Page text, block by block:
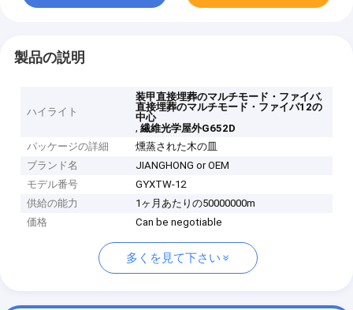
製品の説明
ハイライト
装甲直接埋葬のマルチモード・ファイバ,
直接埋葬のマルチモード・ファイバ12の
中心
,繊維光学屋外G652D
パッケージの詳細
燻蒸された木の皿
ブランド名
JIANGHONG or OEM
モデル番号
GYXTW-12
供給の能力
1ヶ月あたりの50000000m
価格
Can be negotiable
多くを見て下さい